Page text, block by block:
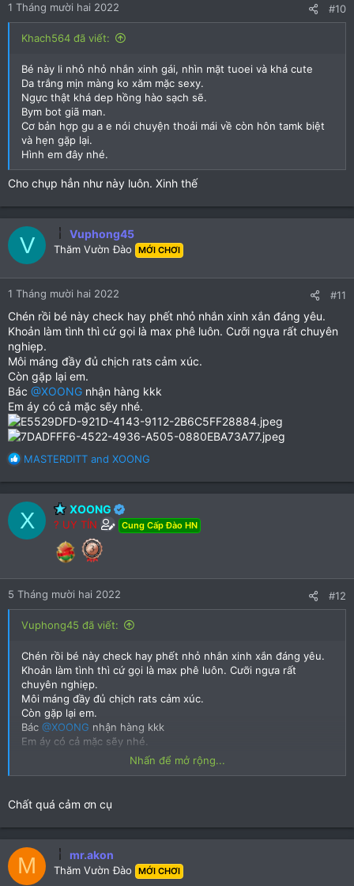
1 Tháng mười hai 2022 #10
Khach564 đã viết:
Bé này li nhỏ nhỏ nhắn xinh gái, nhìn mặt tuoei và khá cute
Da trắng mịn màng ko xăm mặc sexy.
Ngực thật khá dep hồng hào sạch sẽ.
Bym bot giã man.
Cơ bản hợp gu a e nói chuyện thoải mái về còn hôn tamk biệt
và hẹn gặp lại.
Hình em đây nhé.
Cho chụp hẳn như này luôn. Xinh thế
V Vuphong45
Thăm Vườn Đào MỚI CHƠI
1 Tháng mười hai 2022 #11
Chén rồi bé này check hay phết nhỏ nhắn xinh xắn đáng yêu.
Khoản làm tình thì cứ gọi là max phê luôn. Cưỡi ngựa rất chuyên
nghiẹp.
Môi máng đầy đủ chịch rats cảm xúc.
Còn gặp lại em.
Bác @XOONG nhận hàng kkk
Em áy có cả mặc sẽy nhé.
R
c
t
i
o
MASTERDITT and XOONG
X XOONG
? UY TÍN Cung Cấp Đào HN
5 Tháng mười hai 2022 #12
Vuphong45 đã viết:
Chén rồi bé này check hay phết nhỏ nhắn xinh xắn đáng yêu.
Khoản làm tình thì cứ gọi là max phê luôn. Cưỡi ngựa rất
chuyên nghiẹp.
Môi máng đầy đủ chịch rats cảm xúc.
Còn gặp lại em.
Bác @XOONG nhận hàng kkk
Em áy có cả mặc sẽy nhé.
Bạn phải đăng nhập để xem file này: 42764
Nhấn để mở rộng...
Chất quá cảm ơn cụ
M mr.akon
Thăm Vườn Đào MỚI CHƠI